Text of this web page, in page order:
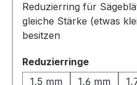
Reduzierring für
gleiche Stärke (etwas
besitzen
Reduzierringeauswählen
1,5 mm
1,6 mm